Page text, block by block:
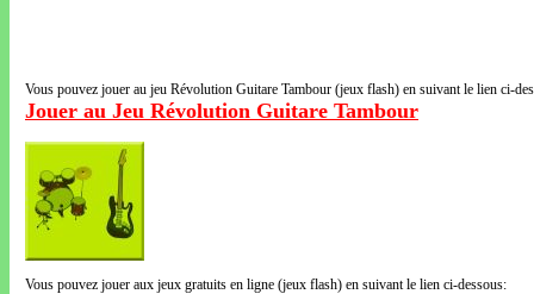
Vous pouvez jouer au jeu Révolution Guitare Tambour (jeux flash) en suivant le lien ci-
Jouer au Jeu Révolution Guitare Tambour
Vous pouvez jouer aux jeux gratuits en ligne (jeux flash) en suivant le lien ci-dessous: